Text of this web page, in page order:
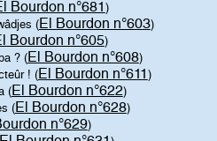
Bourdon n°681 )
(El Bourdon n°603)
Bourdon n°605)
? (El Bourdon n°608)
! (El Bourdon n°611 )
(El Bourdon n°622)
(El Bourdon n°628)
n°629)